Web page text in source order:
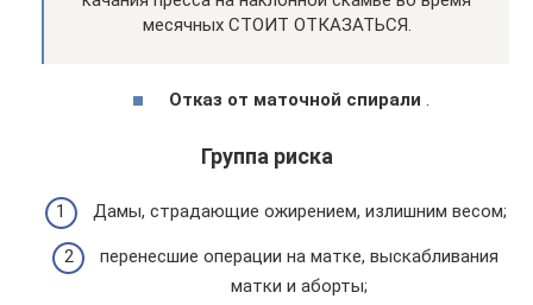
месячных СТОИТ ОТКАЗАТЬСЯ.
Отказ от маточной спирали
Группа риска
Дамы, страдающие ожирением, излишним весом;
перенесшие операции на матке, выскабливания
матки и аборты;